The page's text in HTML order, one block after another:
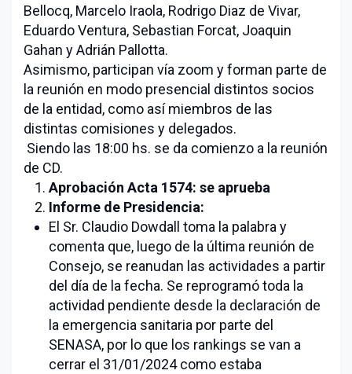
Bellocq, Marcelo Iraola, Rodrigo Diaz de Vivar,
Eduardo Ventura, Sebastian Forcat, Joaquin
Gahan y Adrián Pallotta.
Asimismo, participan vía zoom y forman parte de
la reunión en modo presencial distintos socios
de la entidad, como así miembros de las
distintas comisiones y delegados.
Siendo las 18:00 hs. se da comienzo a la reunión
de CD.
Aprobación Acta 1574: se aprueba
Informe de Presidencia:
El Sr. Claudio Dowdall toma la palabra y
comenta que, luego de la última reunión de
Consejo, se reanudan las actividades a partir
del día de la fecha. Se reprogramó toda la
actividad pendiente desde la declaración de
la emergencia sanitaria por parte del
SENASA, por lo que los rankings se van a
cerrar el 31/01/2024 como estaba